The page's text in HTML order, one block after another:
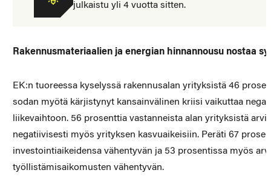
julkaistu yli 4 vuotta sitten.
Rakennusmateriaalien ja energian hinnannousu nostaa
EK:n tuoreessa kyselyssä rakennusalan yrityksistä 46
sodan myötä kärjistynyt kansainvälinen kriisi vaikuttaa
liikevaihtoon. 56 prosenttia vastanneista alan yrityksistä
negatiivisesti myös yrityksen kasvuaikeisiin. Peräti 67
investointiaikeidensa vähentyvän ja 53 prosentissa myös
työllistämisaikomusten vähentyvän.